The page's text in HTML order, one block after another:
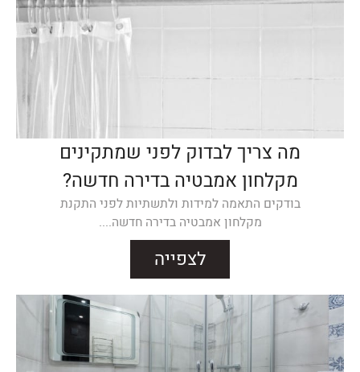
מה צריך לבדוק לפני שמתקינים
מקלחון אמבטיה בדירה חדשה?
בודקים התאמה למידות ולתשתיות לפני התקנת
מקלחון אמבטיה בדירה חדשה....
לצפייה